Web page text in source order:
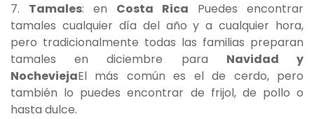
7. Tamales: en Costa Rica Puedes encontrar
tamales cualquier día del año y a cualquier hora,
pero tradicionalmente todas las familias preparan
tamales en diciembre para Navidad y
NocheviejaEl más común es el de cerdo, pero
también lo puedes encontrar de frijol, de pollo o
hasta dulce.